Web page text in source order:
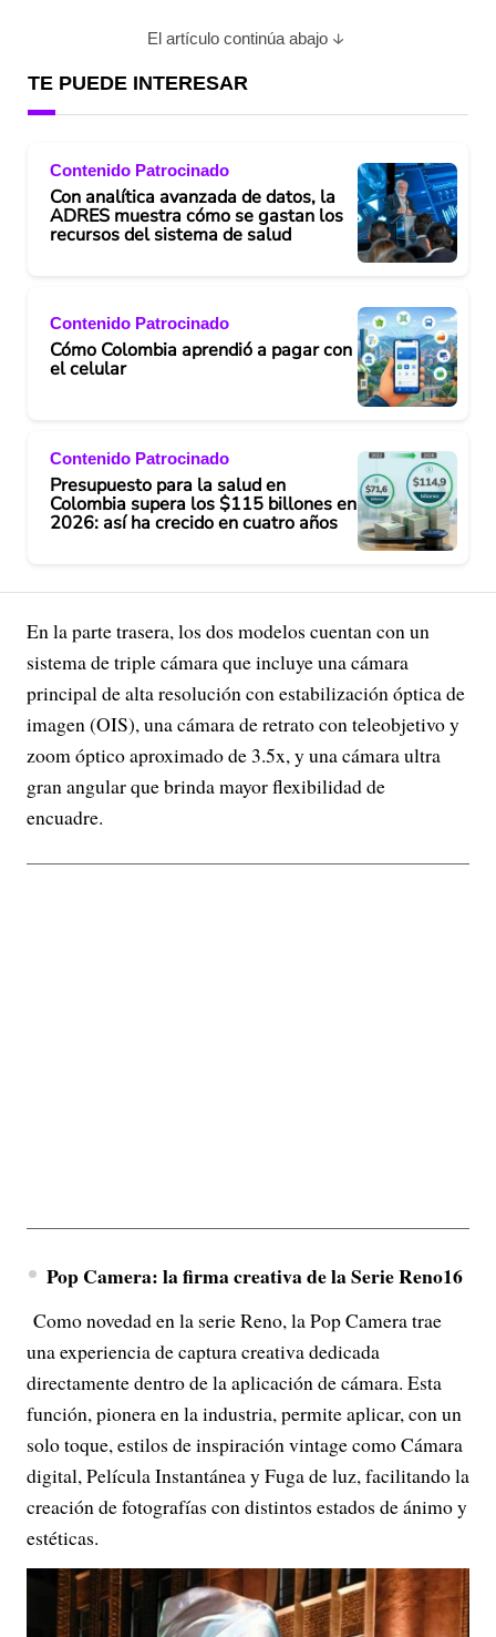
El artículo continúa abajo
TE PUEDE INTERESAR
Contenido Patrocinado
Con analítica avanzada de datos, la
ADRES muestra cómo se gastan los
recursos del sistema de salud
Contenido Patrocinado
Cómo Colombia aprendió a pagar con
el celular
Contenido Patrocinado
Presupuesto para la salud en
Colombia supera los $115 billones en
2026: así ha crecido en cuatro años
En la parte trasera, los dos modelos cuentan con un
sistema de triple cámara que incluye una cámara
principal de alta resolución con estabilización óptica de
imagen (OIS), una cámara de retrato con teleobjetivo y
zoom óptico aproximado de 3.5x, y una cámara ultra
gran angular que brinda mayor flexibilidad de
encuadre.
Pop Camera: la firma creativa de la Serie Reno16
Como novedad en la serie Reno, la Pop Camera trae
una experiencia de captura creativa dedicada
directamente dentro de la aplicación de cámara. Esta
función, pionera en la industria, permite aplicar, con un
solo toque, estilos de inspiración vintage como Cámara
digital, Película Instantánea y Fuga de luz, facilitando la
creación de fotografías con distintos estados de ánimo y
estéticas.